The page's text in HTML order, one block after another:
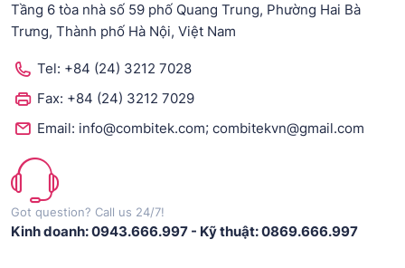
Tầng 6 tòa nhà số 59 phố Quang Trung, Phường Hai Bà
Trưng, Thành phố Hà Nội, Việt Nam
Tel: +84 (24) 3212 7028
Fax: +84 (24) 3212 7029
Email: info@combitek.com; combitekvn@gmail.com
Got question? Call us 24/7!
Kinh doanh: 0943.666.997 - Kỹ thuật: 0869.666.997